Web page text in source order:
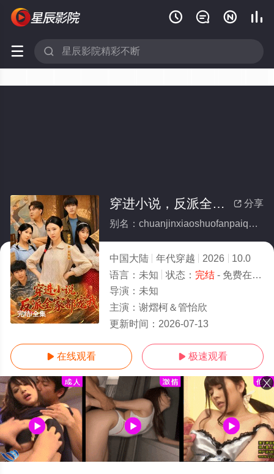
   
 
完结/全集
 分享
穿进小说，反派全家都宠我(全集)
别名：chuanjinxiaoshuofanpaiquanjiaduchongwo
中国大陆 年代穿越 2026
10.0
语言： 未知 状态： 完结- 免费在线观看
导演： 未知
主演： 谢熠柯＆管怡欣
更新时间： 2026-07-13
 在线观看  极速观看